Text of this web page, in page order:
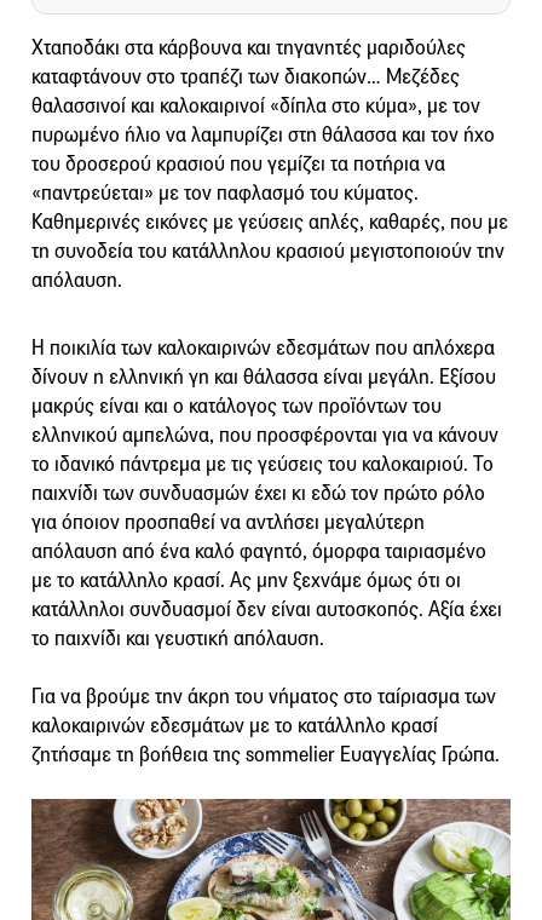
Χταποδάκι στα κάρβουνα και τηγανητές μαριδούλες
καταφτάνουν στο τραπέζι των διακοπών… Μεζέδες
θαλασσινοί και καλοκαιρινοί «δίπλα στο κύμα», με τον
πυρωμένο ήλιο να λαμπυρίζει στη θάλασσα και τον ήχο
του δροσερού κρασιού που γεμίζει τα ποτήρια να
«παντρεύεται» με τον παφλασμό του κύματος.
Καθημερινές εικόνες με γεύσεις απλές, καθαρές, που με
τη συνοδεία του κατάλληλου κρασιού μεγιστοποιούν την
απόλαυση.
Η ποικιλία των καλοκαιρινών εδεσμάτων που απλόχερα
δίνουν η ελληνική γη και θάλασσα είναι μεγάλη. Εξίσου
μακρύς είναι και ο κατάλογος των προϊόντων του
ελληνικού αμπελώνα, που προσφέρονται για να κάνουν
το ιδανικό πάντρεμα με τις γεύσεις του καλοκαιριού. Το
παιχνίδι των συνδυασμών έχει κι εδώ τον πρώτο ρόλο
για όποιον προσπαθεί να αντλήσει μεγαλύτερη
απόλαυση από ένα καλό φαγητό, όμορφα ταιριασμένο
με το κατάλληλο κρασί. Ας μην ξεχνάμε όμως ότι οι
κατάλληλοι συνδυασμοί δεν είναι αυτοσκοπός. Αξία έχει
το παιχνίδι και γευστική απόλαυση.
Για να βρούμε την άκρη του νήματος στο ταίριασμα των
καλοκαιρινών εδεσμάτων με το κατάλληλο κρασί
ζητήσαμε τη βοήθεια της sommelier Ευαγγελίας Γρώπα.